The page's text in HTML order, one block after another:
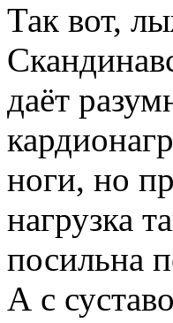
Так вот,
даёт
ноги, но
нагрузка
посильна
А с